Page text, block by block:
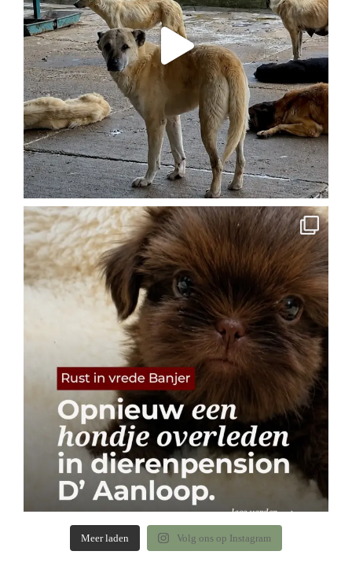
Meer laden Volg ons op Instagram